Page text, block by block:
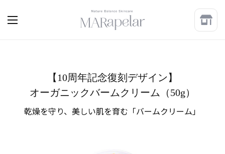
【10周年記念復刻デザイン】
オーガニックバームクリーム（50g）
乾燥を守り、美しい肌を育む「バームクリーム」